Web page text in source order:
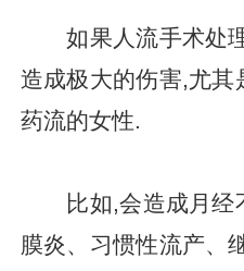
如果人流手术处理
造成极大的伤害,尤其
药流的女性.
比如,会造成月经
膜炎、习惯性流产、